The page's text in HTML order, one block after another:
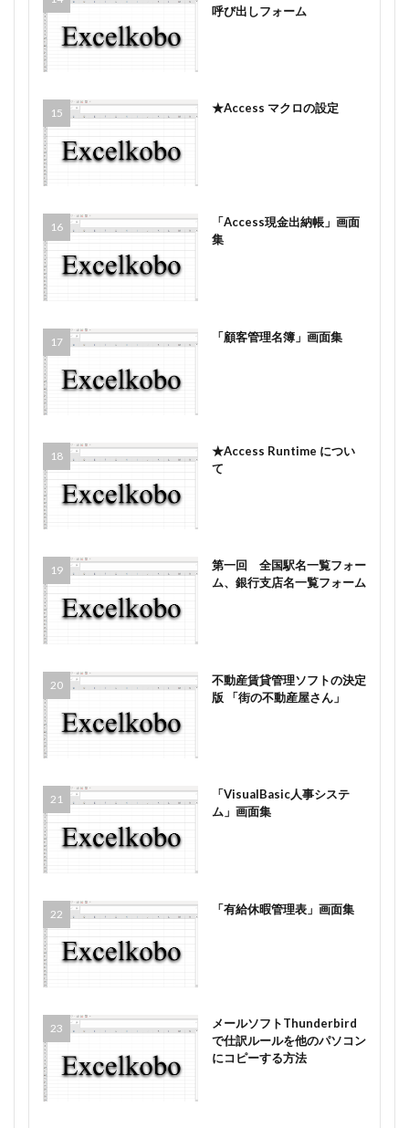
呼び出しフォーム
★Access マクロの設定
「Access現金出納帳」画面
集
「顧客管理名簿」画面集
★Access Runtime につい
て
第一回 全国駅名一覧フォー
ム、銀行支店名一覧フォーム
不動産賃貸管理ソフトの決定
版 「街の不動産屋さん」
「VisualBasic人事システ
ム」画面集
「有給休暇管理表」画面集
メールソフトThunderbird
で仕訳ルールを他のパソコン
にコピーする方法